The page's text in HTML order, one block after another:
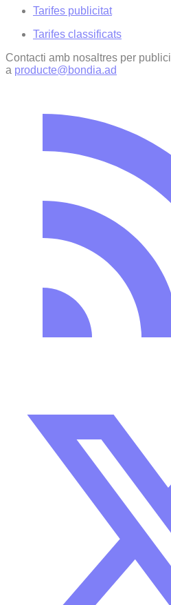
Tarifes publicitat
Tarifes classificats
Contacti amb nosaltres per
a producte@bondia.ad